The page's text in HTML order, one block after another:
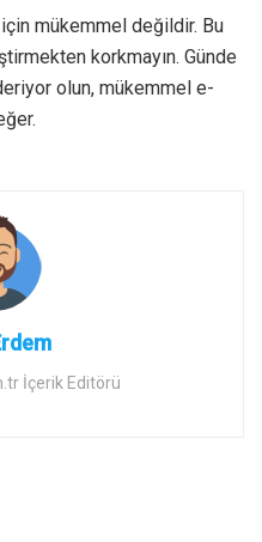
mükemmel değildir. Bu
korkmayın. Günde
olun, mükemmel e-
İçerik Editörü